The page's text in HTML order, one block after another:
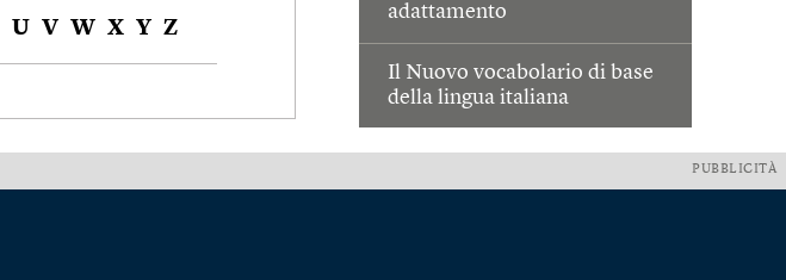
adattamento
Il Nuovo vocabolario di base
della lingua italiana
U V W X Y Z
PUBBLICITÀ